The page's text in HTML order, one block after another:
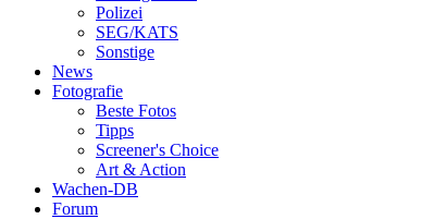
Polizei
SEG/KATS
Sonstige
News
Fotografie
Beste Fotos
Tipps
Screener's Choice
Art & Action
Wachen-DB
Forum